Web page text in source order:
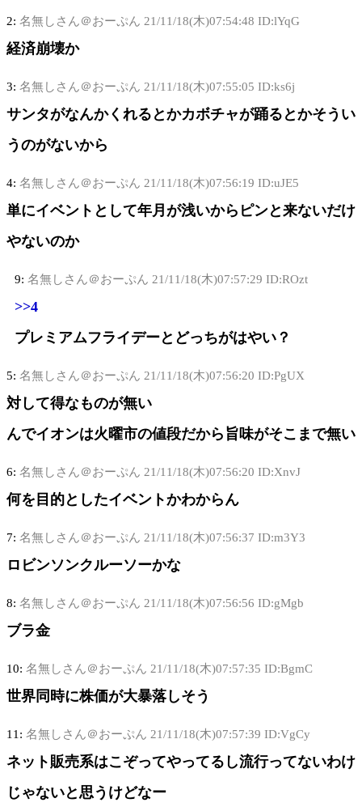
2: 名無しさん＠おーぷん 21/11/18(木)07:54:48 ID:lYqG
経済崩壊か
3: 名無しさん＠おーぷん 21/11/18(木)07:55:05 ID:ks6j
サンタがなんかくれるとかカボチャが踊るとかそうい
うのがないから
4: 名無しさん＠おーぷん 21/11/18(木)07:56:19 ID:uJE5
単にイベントとして年月が浅いからピンと来ないだけ
やないのか
9: 名無しさん＠おーぷん 21/11/18(木)07:57:29 ID:ROzt
>>4
プレミアムフライデーとどっちがはやい？
5: 名無しさん＠おーぷん 21/11/18(木)07:56:20 ID:PgUX
対して得なものが無い
んでイオンは火曜市の値段だから旨味がそこまで無い
6: 名無しさん＠おーぷん 21/11/18(木)07:56:20 ID:XnvJ
何を目的としたイベントかわからん
7: 名無しさん＠おーぷん 21/11/18(木)07:56:37 ID:m3Y3
ロビンソンクルーソーかな
8: 名無しさん＠おーぷん 21/11/18(木)07:56:56 ID:gMgb
ブラ金
10: 名無しさん＠おーぷん 21/11/18(木)07:57:35 ID:BgmC
世界同時に株価が大暴落しそう
11: 名無しさん＠おーぷん 21/11/18(木)07:57:39 ID:VgCy
ネット販売系はこぞってやってるし流行ってないわけ
じゃないと思うけどなー